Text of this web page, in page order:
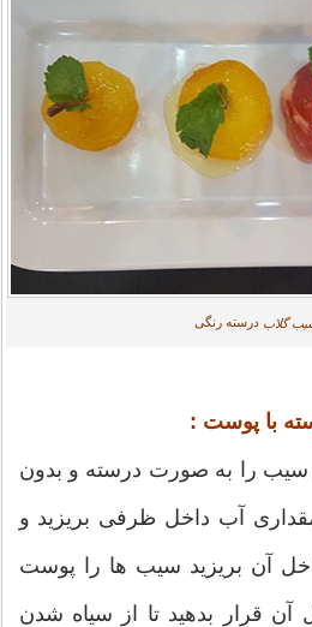
گلاب درسته رنگی
با پوست :
سیب را به صورت درسته و بدون
مقداری آب داخل ظرفی بریزید و
آن بریزید سیب ها را پوست
آن قرار بدهید تا از سیاه شدن